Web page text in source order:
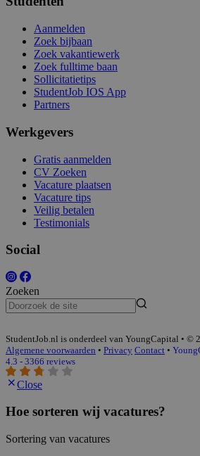
Aanmelden
Zoek bijbaan
Zoek vakantiewerk
Zoek fulltime baan
Sollicitatietips
StudentJob IOS App
Partners
Werkgevers
Gratis aanmelden
CV Zoeken
Vacature plaatsen
Vacature tips
Veilig betalen
Testimonials
Social
Zoeken
StudentJob.nl is onderdeel van YoungCapital • ©
Algemene voorwaarden • Privacy Contact •
4.3 - 3366 reviews
Close
Hoe sorteren wij vacatures?
Sortering van vacatures